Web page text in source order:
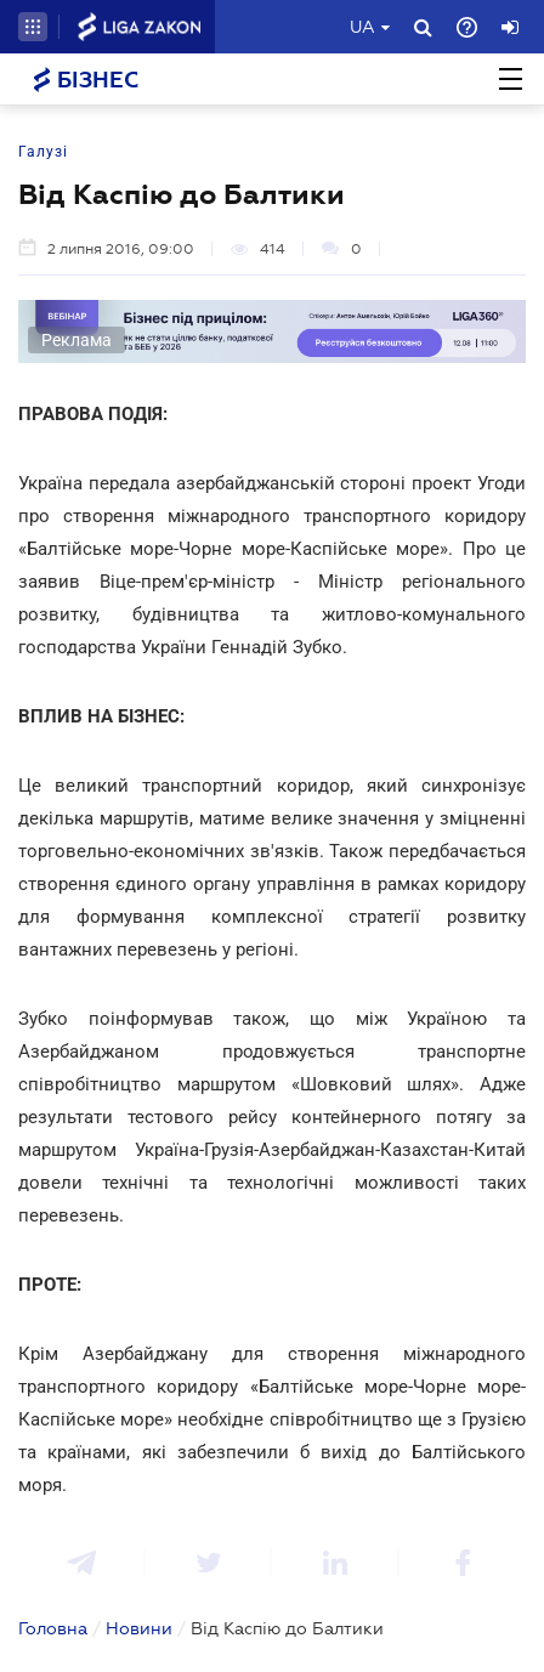
UA
БІЗНЕС
Галузі
Від Каспію до Балтики
2 липня 2016, 09:00 414 0
Реклама
ПРАВОВА ПОДІЯ:
Україна передала азербайджанській стороні проект Угоди
про створення міжнародного транспортного коридору
«Балтійське море-Чорне море-Каспійське море». Про це
заявив Віце-прем'єр-міністр - Міністр регіонального
розвитку, будівництва та житлово-комунального
господарства України Геннадій Зубко.
ВПЛИВ НА БІЗНЕС:
Це великий транспортний коридор, який синхронізує
декілька маршрутів, матиме велике значення у зміцненні
торговельно-економічних зв'язків. Також передбачається
створення єдиного органу управління в рамках коридору
для формування комплексної стратегії розвитку
вантажних перевезень у регіоні.
Зубко поінформував також, що між Україною та
Азербайджаном продовжується транспортне
співробітництво маршрутом «Шовковий шлях». Адже
результати тестового рейсу контейнерного потягу за
маршрутом Україна-Грузія-Азербайджан-Казахстан-Китай
довели технічні та технологічні можливості таких
перевезень.
ПРОТЕ:
Крім Азербайджану для створення міжнародного
транспортного коридору «Балтійське море-Чорне море-
Каспійське море» необхідне співробітництво ще з Грузією
та країнами, які забезпечили б вихід до Балтійського
моря.
Головна / Новини / Від Каспію до Балтики